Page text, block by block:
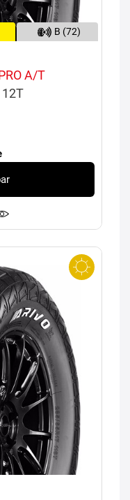
B (72)
A/T